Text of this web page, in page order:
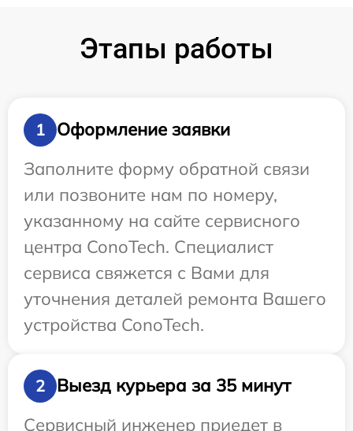
Этапы работы
1
Оформление заявки
Заполните форму обратной связи
или позвоните нам по номеру,
указанному на сайте сервисного
центра ConoTech. Специалист
сервиса свяжется с Вами для
уточнения деталей ремонта Вашего
устройства ConoTech.
2
Выезд курьера за 35 минут
Сервисный инженер приедет в